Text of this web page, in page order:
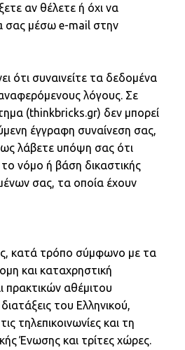
αν θέλετε ή όχι να
σας μέσω e-mail στην
ότι συναινείτε τα δεδομένα
λόγους. Σε
(thinkbricks.gr) δεν μπορεί
έγγραφη συναίνεση σας,
λάβετε υπόψη σας ότι
νόμο ή βάση δικαστικής
σας, τα οποία έχουν
κατά τρόπο σύμφωνο με τα
και καταχρηστική
αθέμιτου
του Ελληνικού,
τηλεπικοινωνίες και τη
Ένωσης και τρίτες χώρες.